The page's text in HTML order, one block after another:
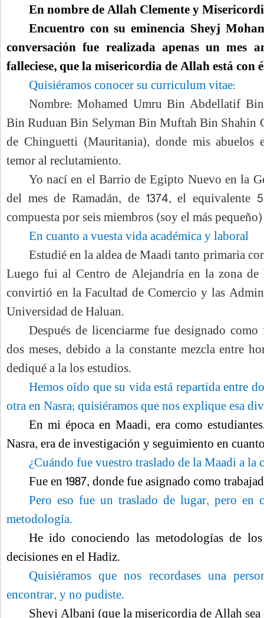
En nombre de Allah Clemente y
Encuentro con su eminencia Sheyj
conversación fue realizada apenas un mes
falleciese, que la misericordia de Allah está con
Quisiéramos conocer su curriculum vitae:
Nombre: Mohamed Umru Bin Abdellatif
Bin Ruduan Bin Selyman Bin Muftah Bin Shahin
de Chinguetti (Mauritania), donde mis abuelos
temor al reclutamiento.
Yo nací en el Barrio de Egipto Nuevo en la
del mes de Ramadán, de 1374, el
compuesta por seis miembros (soy el más
En cuanto a vuesta vida académica y laboral
Estudié en la aldea de Maadi tanto primaria
Luego fui al Centro de Alejandría en la zona
convirtió en la Facultad de Comercio y las
Universidad de Haluan.
Después de licenciarme fue designado
dos meses, debido a la constante mezcla entre
dediqué a la los estudios.
Hemos oído que su vida está repartida entre
otra en Nasra; quisiéramos que nos explique esa
En mi época en Maadi, era como
Nasra, era de investigación y seguimiento en
¿Cuándo fue vuestro traslado de la Maadi a la
Fue en 1987, donde fue asignado como
Pero eso fue un traslado de lugar, pero en
metodología.
He ido conociendo las metodologías de
decisiones en el Hadiz.
Quisiéramos que nos recordases una
encontrar, y no pudiste.